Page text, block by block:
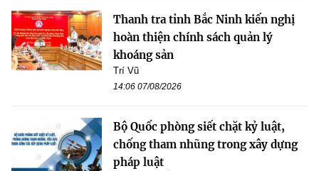
Thanh tra tỉnh Bắc Ninh kiến nghị
hoàn thiện chính sách quản lý
khoáng sản
Trí Vũ
14:06 07/08/2026
Bộ Quốc phòng siết chặt kỷ luật,
chống tham nhũng trong xây dựng
pháp luật